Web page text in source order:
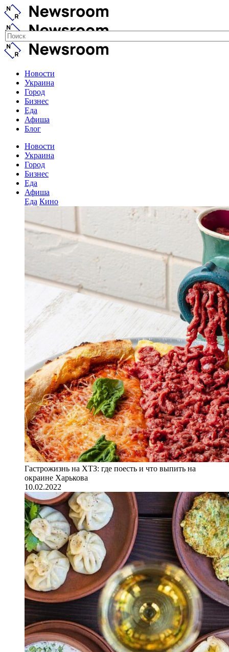
Новости
Украина
Город
Бизнес
Еда
Афиша
Блог
Новости
Украина
Город
Бизнес
Еда
Афиша
Еда Кино
Гастрожизнь на ХТЗ: где поесть и что выпить на
окраине Харькова
10.02.2022